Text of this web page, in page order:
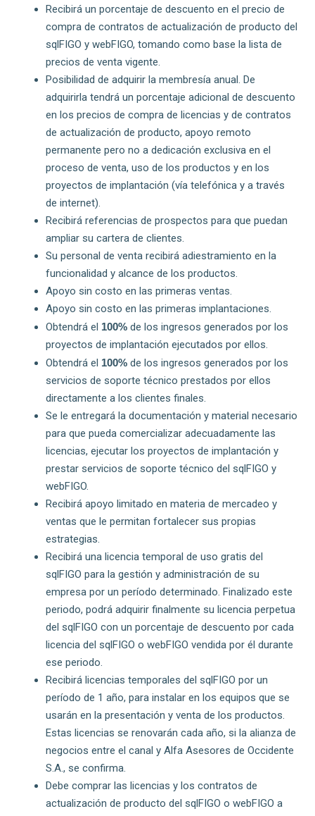
Recibirá un porcentaje de descuento en el precio de
compra de contratos de actualización de producto del
sqlFIGO y webFIGO, tomando como base la lista de
precios de venta vigente.
Posibilidad de adquirir la membresía anual. De
adquirirla tendrá un porcentaje adicional de descuento
en los precios de compra de licencias y de contratos
de actualización de producto, apoyo remoto
permanente pero no a dedicación exclusiva en el
proceso de venta, uso de los productos y en los
proyectos de implantación (vía telefónica y a través
de internet).
Recibirá referencias de prospectos para que puedan
ampliar su cartera de clientes.
Su personal de venta recibirá adiestramiento en la
funcionalidad y alcance de los productos.
Apoyo sin costo en las primeras ventas.
Apoyo sin costo en las primeras implantaciones.
Obtendrá el 100% de los ingresos generados por los
proyectos de implantación ejecutados por ellos.
Obtendrá el 100% de los ingresos generados por los
servicios de soporte técnico prestados por ellos
directamente a los clientes finales.
Se le entregará la documentación y material necesario
para que pueda comercializar adecuadamente las
licencias, ejecutar los proyectos de implantación y
prestar servicios de soporte técnico del sqlFIGO y
webFIGO.
Recibirá apoyo limitado en materia de mercadeo y
ventas que le permitan fortalecer sus propias
estrategias.
Recibirá una licencia temporal de uso gratis del
sqlFIGO para la gestión y administración de su
empresa por un período determinado. Finalizado este
periodo, podrá adquirir finalmente su licencia perpetua
del sqlFIGO con un porcentaje de descuento por cada
licencia del sqlFIGO o webFIGO vendida por él durante
ese periodo.
Recibirá licencias temporales del sqlFIGO por un
período de 1 año, para instalar en los equipos que se
usarán en la presentación y venta de los productos.
Estas licencias se renovarán cada año, si la alianza de
negocios entre el canal y Alfa Asesores de Occidente
S.A., se confirma.
Debe comprar las licencias y los contratos de
actualización de producto del sqlFIGO o webFIGO a